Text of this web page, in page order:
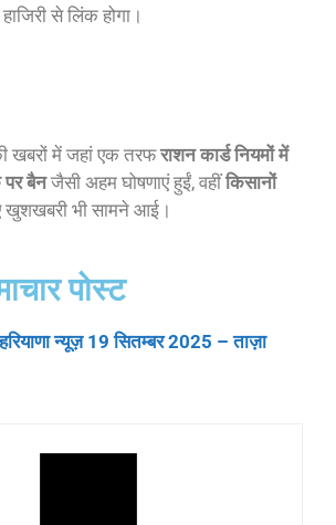
से लिंक होगा।
खबरों में जहां एक तरफराशन कार्ड नियमों में
पर बैनजैसी अहम घोषणाएं हुईं, वहींकिसानों
भी सामने आई।
पोस्ट
न्यूज़ 19 सितम्बर 2025 – ताज़ा